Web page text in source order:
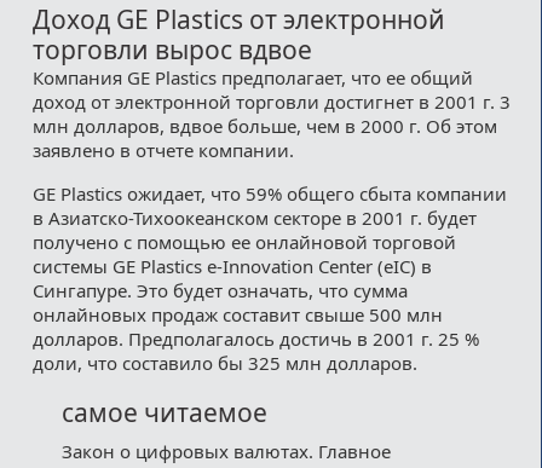
Пользовательское соглашение
Медиакит
Доход GE Plastics от электронной
торговли вырос вдвое
Компания GE Plastics предполагает, что ее общий
доход от электронной торговли достигнет в 2001 г. 3
млн долларов, вдвое больше, чем в 2000 г. Об этом
заявлено в отчете компании.
GE Plastics ожидает, что 59% общего сбыта компании
в Азиатско-Тихоокеанском секторе в 2001 г. будет
получено с помощью ее онлайновой торговой
системы GE Plastics e-Innovation Center (eIC) в
Сингапуре. Это будет означать, что сумма
онлайновых продаж составит свыше 500 млн
долларов. Предполагалось достичь в 2001 г. 25 %
доли, что составило бы 325 млн долларов.
самое читаемое
Закон о цифровых валютах. Главное